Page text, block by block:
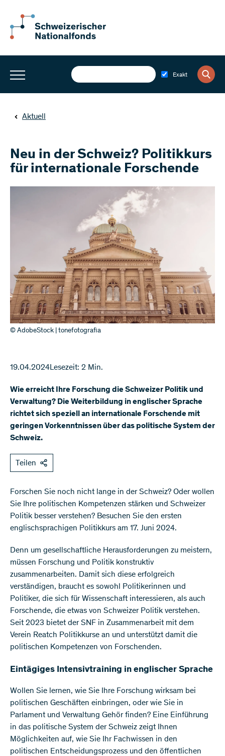
Exakt
Aktuell
Neu in der Schweiz? Politikkurs
für internationale Forschende
© AdobeStock | tonefotografia
19.04.2024Lesezeit: 2 Min.
Wie erreicht Ihre Forschung die Schweizer Politik und
Verwaltung? Die Weiterbildung in englischer Sprache
richtet sich speziell an internationale Forschende mit
geringen Vorkenntnissen über das politische System der
Schweiz.
Teilen
Forschen Sie noch nicht lange in der Schweiz? Oder wollen
Sie Ihre politischen Kompetenzen stärken und Schweizer
Politik besser verstehen? Besuchen Sie den ersten
englischsprachigen Politikkurs am 17. Juni 2024.
Denn um gesellschaftliche Herausforderungen zu meistern,
müssen Forschung und Politik konstruktiv
zusammenarbeiten. Damit sich diese erfolgreich
verständigen, braucht es sowohl Politikerinnen und
Politiker, die sich für Wissenschaft interessieren, als auch
Forschende, die etwas von Schweizer Politik verstehen.
Seit 2023 bietet der SNF in Zusammenarbeit mit dem
Verein Reatch Politikkurse an und unterstützt damit die
politischen Kompetenzen von Forschenden.
Eintägiges Intensivtraining in englischer Sprache
Wollen Sie lernen, wie Sie Ihre Forschung wirksam bei
politischen Geschäften einbringen, oder wie Sie in
Parlament und Verwaltung Gehör finden? Eine Einführung
in das politische System der Schweiz zeigt Ihnen
Möglichkeiten auf, wie Sie Ihr Fachwissen in den
politischen Entscheidungsprozess und den öffentlichen